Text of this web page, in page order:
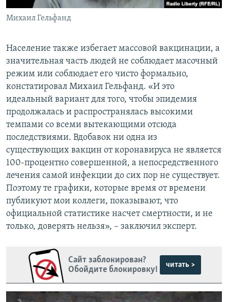
Михаил Гельфанд
Население также избегает массовой вакцинации, а
значительная часть людей не соблюдает масочный
режим или соблюдает его чисто формально,
констатировал Михаил Гельфанд. «И это
идеальный вариант для того, чтобы эпидемия
продолжалась и распространялась высокими
темпами со всеми вытекающими отсюда
последствиями. Вдобавок ни одна из
существующих вакцин от коронавируса не является
100-процентно совершенной, а непосредственного
лечения самой инфекции до сих пор не существует.
Поэтому те графики, которые время от времени
публикуют мои коллеги, показывают, что
официальной статистике насчет смертности, и не
только, доверять нельзя», – заключил эксперт.
Сайт заблокирован?
Обойдите блокировку!
читать >